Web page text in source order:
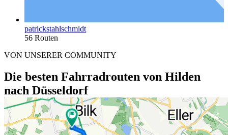
patrickstahlschmidt
56 Routen
VON UNSERER COMMUNITY
Die besten Fahrradrouten von Hilden
nach Düsseldorf